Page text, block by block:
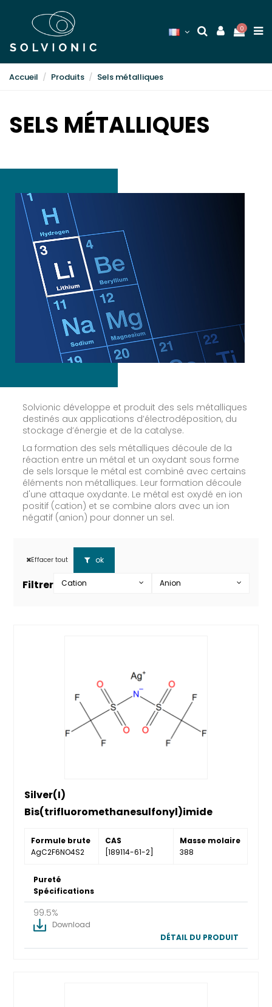
0
Accueil Produits Sels métalliques
SELS MÉTALLIQUES
Solvionic développe et produit des sels métalliques
destinés aux applications d’électrodéposition, du
stockage d’énergie et de la catalyse.
La formation des sels métalliques découle de la
réaction entre un métal et un oxydant sous forme
de sels lorsque le métal est combiné avec certains
éléments non métalliques. Leur formation découle
d'une attaque oxydante. Le métal est oxydé en ion
positif (cation) et se combine alors avec un ion
négatif (anion) pour donner un sel.
Effacer tout ok
Filtrer Cation Anion
Silver(I)
Bis(trifluoromethanesulfonyl)imide
Formule brute
AgC2F6NO4S2
CAS
[189114-61-2]
Masse molaire
388
Pureté
Spécifications
99.5%
Download
DÉTAIL DU PRODUIT